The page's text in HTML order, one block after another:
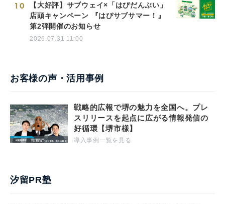
10
【大好評】サブウェイ×「はぴだんぶい」
店頭キャンペーン 『はぴサブサマー！』
第2弾開催のお知らせ
2026.07.31 11:00
お客様の声・活用事例
戦略的広報で堺の魅力を全国へ。プレ
スリリースを起点に広がる情報発信の
好循環【堺市様】
導入事例一覧を見る
汐留PR塾